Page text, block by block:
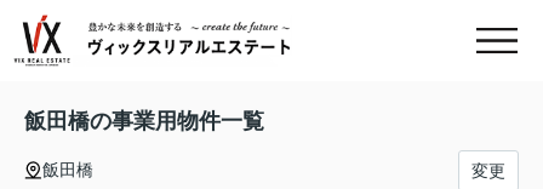
飯田橋の事業用物件一覧
飯田橋 変更